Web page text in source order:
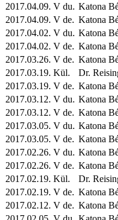
2017.04.09. V du. Katona
2017.04.09. V de. Katona
2017.04.02. V du. Katona
2017.04.02. V de. Katona
2017.03.26. V de. Katona
2017.03.19. Kül. Dr.
2017.03.19. V de. Katona
2017.03.12. V du. Katona
2017.03.12. V de. Katona
2017.03.05. V du. Katona
2017.03.05. V de. Katona
2017.02.26. V du. Katona
2017.02.26. V de. Katona
2017.02.19. Kül. Dr.
2017.02.19. V de. Katona
2017.02.12. V de. Katona